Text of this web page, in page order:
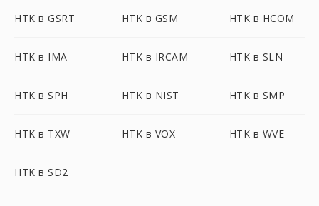
HTK в GSRT HTK в GSM HTK в HCOM
HTK в IMA HTK в IRCAM HTK в SLN
HTK в SPH HTK в NIST HTK в SMP
HTK в TXW HTK в VOX HTK в WVE
HTK в SD2